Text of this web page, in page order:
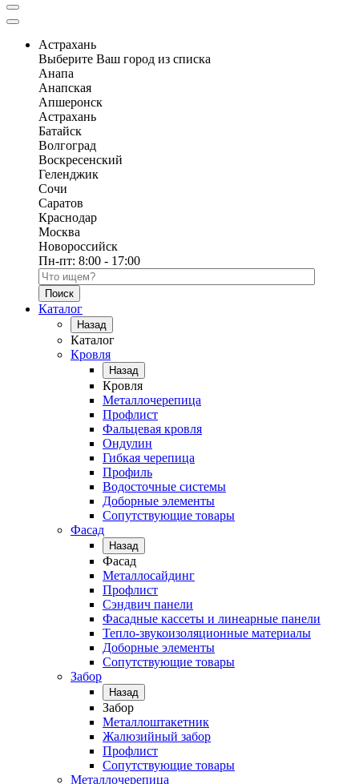
Астрахань
Выберите Ваш город из списка
Анапа
Анапская
Апшеронск
Астрахань
Батайск
Волгоград
Воскресенский
Геленджик
Сочи
Саратов
Краснодар
Москва
Новороссийск
Пн-пт: 8:00 - 17:00
Поиск по каталогу
Каталог
Назад
Каталог
Кровля
Назад
Кровля
Металлочерепица
Профлист
Фальцевая кровля
Ондулин
Гибкая черепица
Профиль
Водосточные системы
Доборные элементы
Сопутствующие товары
Фасад
Назад
Фасад
Металлосайдинг
Профлист
Сэндвич панели
Фасадные кассеты и линеарные панели
Тепло-звукоизоляционные материалы
Доборные элементы
Сопутствующие товары
Забор
Назад
Забор
Металлоштакетник
Жалюзийный забор
Профлист
Сопутствующие товары
Металлочерепица